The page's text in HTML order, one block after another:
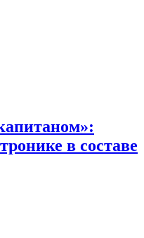
в составе